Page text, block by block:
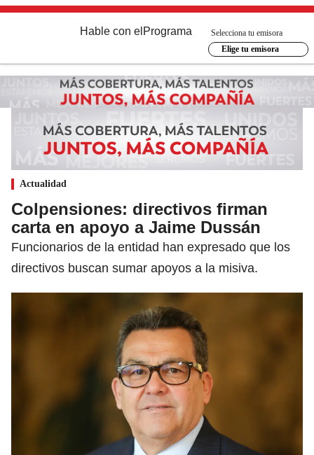
Hable con el Programa
Selecciona tu emisora
Elige tu emisora
Actualidad
Colpensiones: directivos firman
carta en apoyo a Jaime Dussán
Funcionarios de la entidad han expresado que los
directivos buscan sumar apoyos a la misiva.